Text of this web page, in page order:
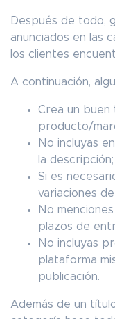
Después de todo,
anunciados en las
los clientes
A continuación,
Crea un
producto/
No incluyas
la descripción;
Si es
variaciones
No
plazos de
No incluyas
plataforma
publicación.
Además de un